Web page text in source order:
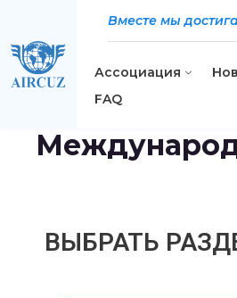
Вместе мы
Ассоциация
FAQ
ВЫБРАТЬ